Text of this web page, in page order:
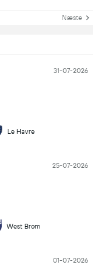
Næste
31-07-2026
Le Havre
25-07-2026
West Brom
01-07-2026